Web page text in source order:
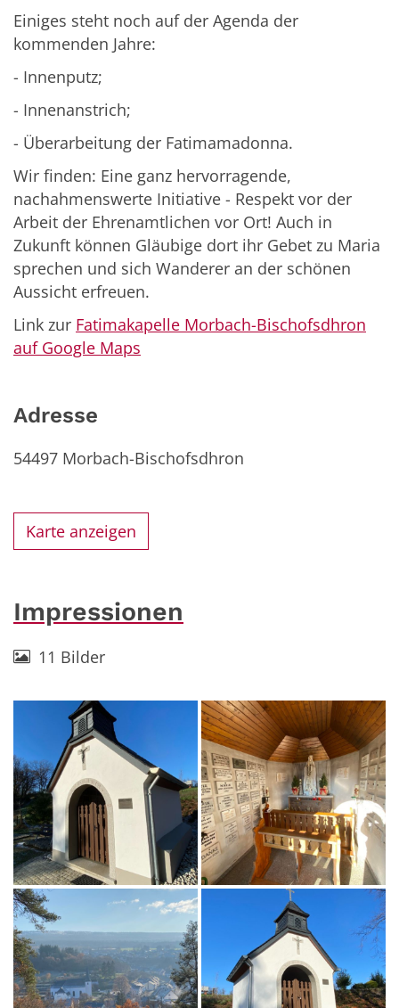
Einiges steht noch auf der Agenda der
kommenden Jahre:
- Innenputz;
- Innenanstrich;
- Überarbeitung der Fatimamadonna.
Wir finden: Eine ganz hervorragende,
nachahmenswerte Initiative - Respekt vor der
Arbeit der Ehrenamtlichen vor Ort! Auch in
Zukunft können Gläubige dort ihr Gebet zu Maria
sprechen und sich Wanderer an der schönen
Aussicht erfreuen.
Link zur Fatimakapelle Morbach-Bischofsdhron
auf Google Maps
Adresse
54497 Morbach-Bischofsdhron
Karte anzeigen
Impressionen
11 Bilder